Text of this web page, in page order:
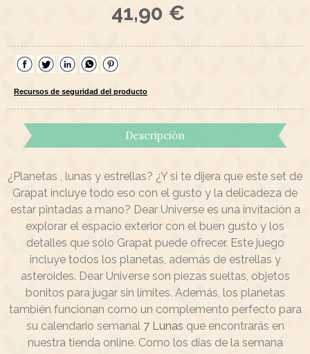
41,90 €
Recursos de seguridad del producto
Descripción
¿Planetas , lunas y estrellas? ¿Y si te dijera que este set de
Grapat incluye todo eso con el gusto y la delicadeza de
estar pintadas a mano? Dear Universe es una invitación a
explorar el espacio exterior con el buen gusto y los
detalles que sólo Grapat puede ofrecer. Este juego
incluye todos los planetas, además de estrellas y
asteroides. Dear Universe son piezas sueltas, objetos
bonitos para jugar sin límites. Además, los planetas
también funcionan como un complemento perfecto para
su calendario semanal 7 Lunas que encontrarás en
nuestra tienda online. Como los días de la semana